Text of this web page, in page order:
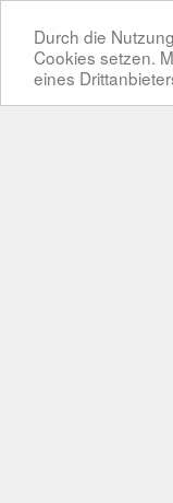
Durch die
Cookies setzen.
eines